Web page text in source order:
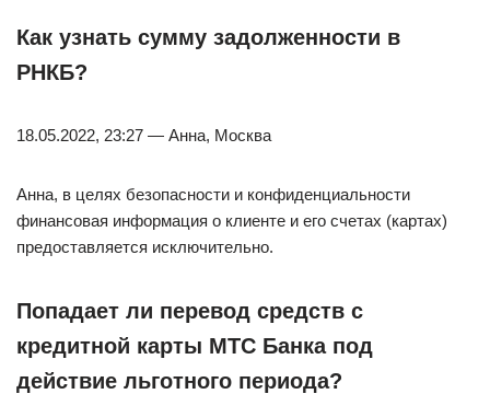
Как узнать сумму задолженности в
РНКБ?
18.05.2022, 23:27 — Анна, Москва
Анна, в целях безопасности и конфиденциальности
финансовая информация о клиенте и его счетах (картах)
предоставляется исключительно.
Попадает ли перевод средств с
кредитной карты МТС Банка под
действие льготного периода?